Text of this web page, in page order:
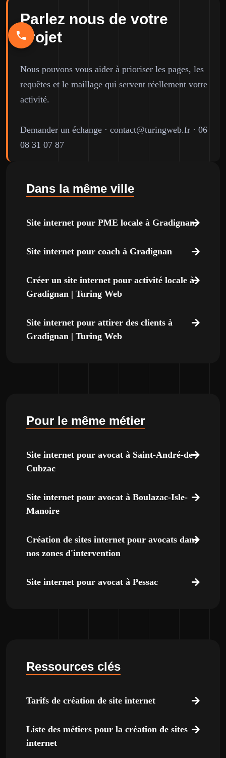
Parlez nous de votre
projet
Nous pouvons vous aider à prioriser les pages, les
requêtes et le maillage qui servent réellement votre
activité.
Demander un échange · contact@turingweb.fr · 06
08 31 07 87
Dans la même ville
Site internet pour PME locale à Gradignan
Site internet pour coach à Gradignan
Créer un site internet pour activité locale à
Gradignan | Turing Web
Site internet pour attirer des clients à
Gradignan | Turing Web
Pour le même métier
Site internet pour avocat à Saint-André-de-
Cubzac
Site internet pour avocat à Boulazac-Isle-
Manoire
Création de sites internet pour avocats dans
nos zones d'intervention
Site internet pour avocat à Pessac
Ressources clés
Tarifs de création de site internet
Liste des métiers pour la création de sites
internet